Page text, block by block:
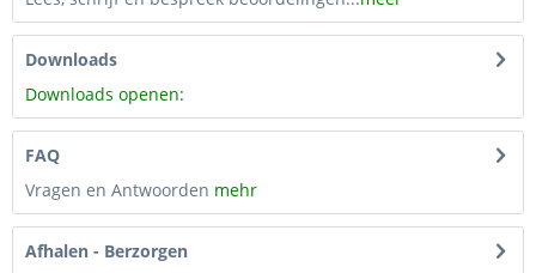
Downloads
Downloads openen:
FAQ
Vragen en Antwoorden mehr
Afhalen - Berzorgen